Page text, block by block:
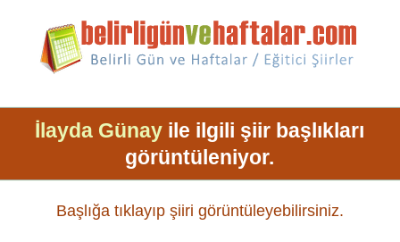
İlayda Günay ile ilgili şiir başlıkları
görüntüleniyor.
Başlığa tıklayıp şiiri görüntüleyebilirsiniz.